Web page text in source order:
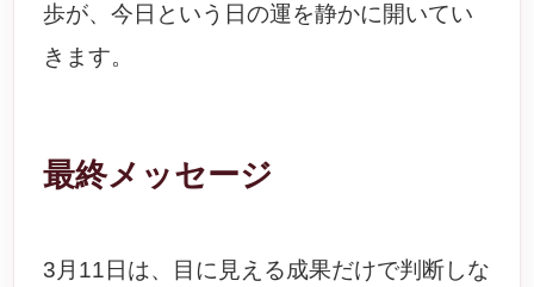
歩が、今日という日の運を静かに開いてい
きます。
最終メッセージ
3月11日は、目に見える成果だけで判断しな